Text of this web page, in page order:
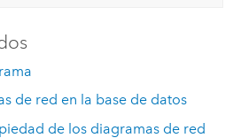
de red en la base de datos
de los diagramas de red